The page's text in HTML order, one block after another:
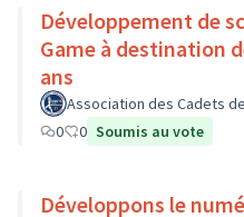
Développement de
Game à destination
ans
Association des Cadets
0
0 Soumis au vote
Développons le